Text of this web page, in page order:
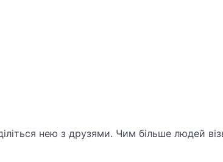
нею з друзями. Чим більше людей